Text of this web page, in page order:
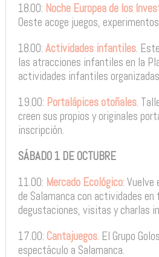
18.00: Noche Europea de los
Oeste acoge juegos,
18.00: Actividades infantiles.
las atracciones infantiles en la
actividades infantiles
19.00: Portalápices otoñales.
creen sus propios y originales
inscripción.
SÁBADO 1 DE OCTUBRE
11.00: Mercado Ecológico: Vuelve
de Salamanca con actividades
degustaciones, visitas y charlas
17.00: Cantajuegos. El Grupo
espectáculo a Salamanca.